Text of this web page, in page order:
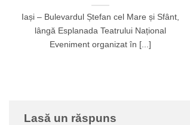
Iași – Bulevardul Ștefan cel Mare și Sfânt,
lângă Esplanada Teatrului Național
Eveniment organizat în [...]
Lasă un răspuns